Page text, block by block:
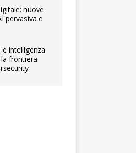
nuove
pervasiva e
e intelligenza
frontiera